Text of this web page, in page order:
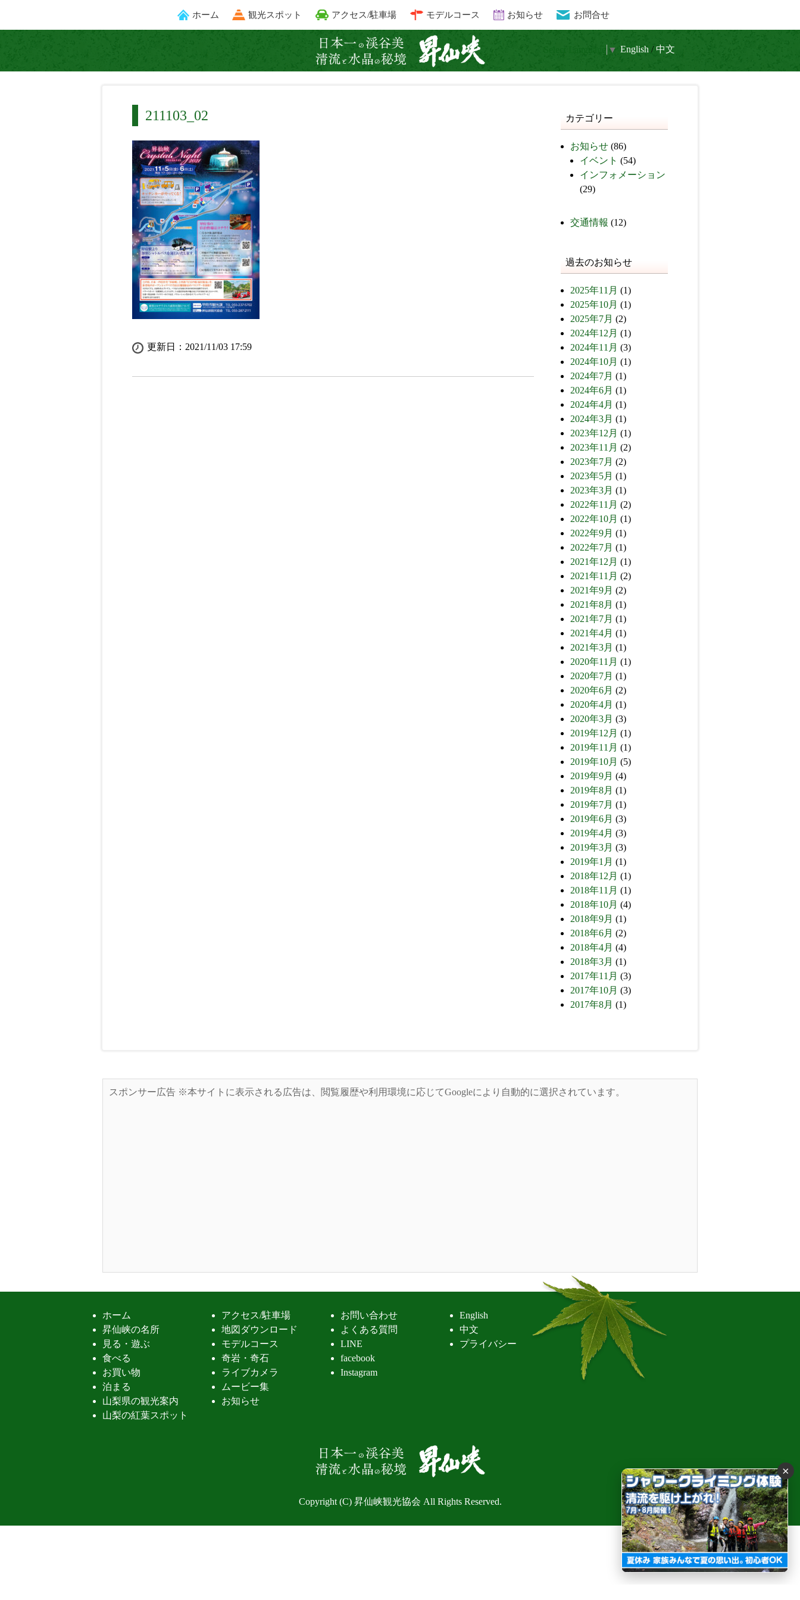
ホーム 観光スポット アクセス/駐車場 モデルコース お知らせ お問合せ
▼ English /中文
211103_02
更新日：2021/11/03 17:59
カテゴリー
お知らせ (86)
イベント (54)
インフォメーション
(29)
交通情報 (12)
過去のお知らせ
2025年11月 (1)
2025年10月 (1)
2025年7月 (2)
2024年12月 (1)
2024年11月 (3)
2024年10月 (1)
2024年7月 (1)
2024年6月 (1)
2024年4月 (1)
2024年3月 (1)
2023年12月 (1)
2023年11月 (2)
2023年7月 (2)
2023年5月 (1)
2023年3月 (1)
2022年11月 (2)
2022年10月 (1)
2022年9月 (1)
2022年7月 (1)
2021年12月 (1)
2021年11月 (2)
2021年9月 (2)
2021年8月 (1)
2021年7月 (1)
2021年4月 (1)
2021年3月 (1)
2020年11月 (1)
2020年7月 (1)
2020年6月 (2)
2020年4月 (1)
2020年3月 (3)
2019年12月 (1)
2019年11月 (1)
2019年10月 (5)
2019年9月 (4)
2019年8月 (1)
2019年7月 (1)
2019年6月 (3)
2019年4月 (3)
2019年3月 (3)
2019年1月 (1)
2018年12月 (1)
2018年11月 (1)
2018年10月 (4)
2018年9月 (1)
2018年6月 (2)
2018年4月 (4)
2018年3月 (1)
2017年11月 (3)
2017年10月 (3)
2017年8月 (1)
スポンサー広告 ※本サイトに表示される広告は、閲覧履歴や利用環境に応じてGoogleにより自動的に選択されています。
ホーム
昇仙峡の名所
見る・遊ぶ
食べる
お買い物
泊まる
山梨県の観光案内
山梨の紅葉スポット
アクセス/駐車場
地図ダウンロード
モデルコース
奇岩・奇石
ライブカメラ
ムービー集
お知らせ
お問い合わせ
よくある質問
LINE
facebook
Instagram
English
中文
プライバシー
Copyright (C) 昇仙峡観光協会 All Rights Reserved.
×